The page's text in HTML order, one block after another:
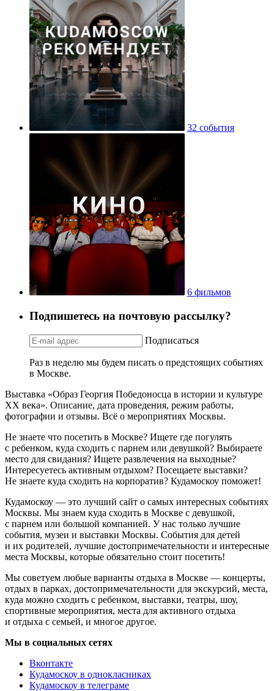
32 события
6 фильмов
Подпишетесь на почтовую рассылку?
Подписаться
Раз в неделю мы будем писать о предстоящих событиях
в Москве.
Выставка «Образ Георгия Победоносца в истории и культуре
ХХ века». Описание, дата проведения, режим работы,
фотографии и отзывы. Всё о мероприятиях Москвы.
Не знаете что посетить в Москве? Ищете где погулять
с ребенком, куда сходить с парнем или девушкой? Выбираете
место для свидания? Ищете развлечения на выходные?
Интересуетесь активным отдыхом? Посещаете выставки?
Не знаете куда сходить на корпоратив? Кудамоскоу поможет!
Кудамоскоу — это лучший сайт о самых интересных событиях
Москвы. Мы знаем куда сходить в Москве с девушкой,
с парнем или большой компанией. У нас только лучшие
события, музеи и выставки Москвы. События для детей
и их родителей, лучшие достопримечательности и интересные
места Москвы, которые обязательно стоит посетить!
Мы советуем любые варианты отдыха в Москве — концерты,
отдых в парках, достопримечательности для экскурсий, места,
куда можно сходить с ребенком, выставки, театры, шоу,
спортивные мероприятия, места для активного отдыха
и отдыха с семьей, и многое другое.
Мы в социальных сетях
Вконтакте
Кудамоскоу в однокласниках
Кудамоскоу в телеграме